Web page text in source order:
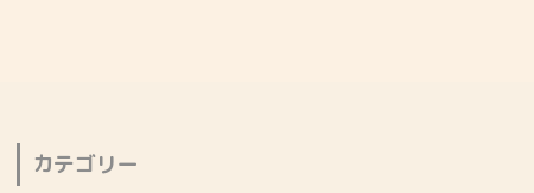
カテゴリー